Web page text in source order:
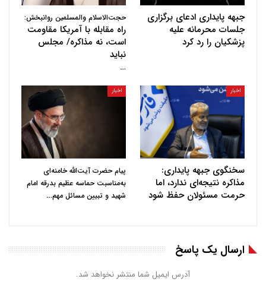
جبهه پایداری ادعای برگزاری
جلسات محرمانه علیه
پزشکیان را رد کرد
حجت‌الاسلام والمسلمین روانبخش:
راه مقابله با آمریکا مقاومت
است، نه مذاکره/ مجلس
نباید
…
اخبار
سخنگوی جبهه پایداری:
مذاکره نتیجه‌ای ندارد، اما
حرمت مسئولان حفظ شود
اخبار
پیام حضرت آیت‌الله خامنه‌ای
به‌مناسبت حماسه عظیم بدرقه امام
شهید و تبیین مسائل مهم…
ارسال یک پاسخ
آدرس ایمیل شما منتشر نخواهد شد.